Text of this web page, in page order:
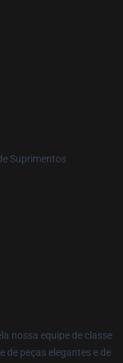
Suprimentos
nossa equipe de classe
de peças elegantes e de